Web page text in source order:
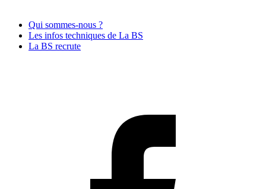
Qui sommes-nous ?
Les infos techniques de La BS
La BS recrute